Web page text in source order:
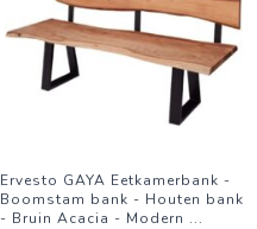
Ervesto GAYA Eetkamerbank -
Boomstam bank - Houten bank
- Bruin Acacia - Modern ...